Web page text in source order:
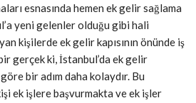
esnasında hemen ek gelir sağlama
yeni gelenler olduğu gibi hali
kişilerde ek gelir kapısının önünde iş
gerçek ki, İstanbul’da ek gelir
bir adım daha kolaydır. Bu
ek işlere başvurmakta ve ek işler